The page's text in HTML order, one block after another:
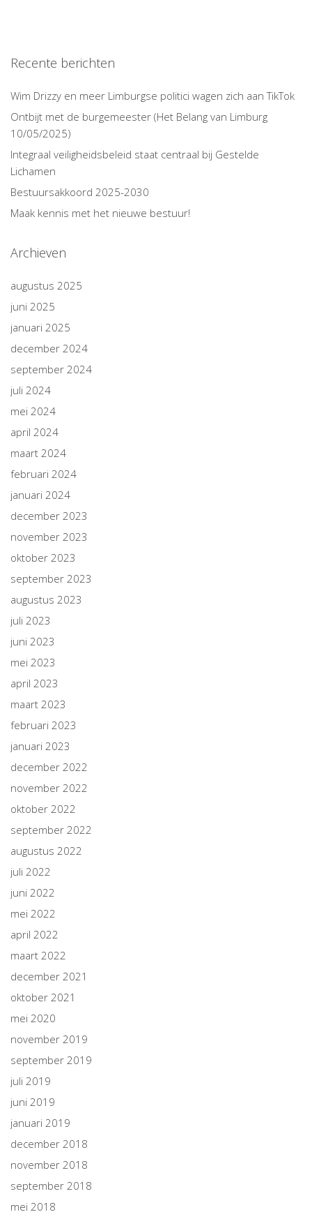
Recente berichten
Wim Drizzy en meer Limburgse politici wagen zich aan TikTok
Ontbijt met de burgemeester (Het Belang van Limburg
10/05/2025)
Integraal veiligheidsbeleid staat centraal bij Gestelde
Lichamen
Bestuursakkoord 2025-2030
Maak kennis met het nieuwe bestuur!
Archieven
augustus 2025
juni 2025
januari 2025
december 2024
september 2024
juli 2024
mei 2024
april 2024
maart 2024
februari 2024
januari 2024
december 2023
november 2023
oktober 2023
september 2023
augustus 2023
juli 2023
juni 2023
mei 2023
april 2023
maart 2023
februari 2023
januari 2023
december 2022
november 2022
oktober 2022
september 2022
augustus 2022
juli 2022
juni 2022
mei 2022
april 2022
maart 2022
december 2021
oktober 2021
mei 2020
november 2019
september 2019
juli 2019
juni 2019
januari 2019
december 2018
november 2018
september 2018
mei 2018